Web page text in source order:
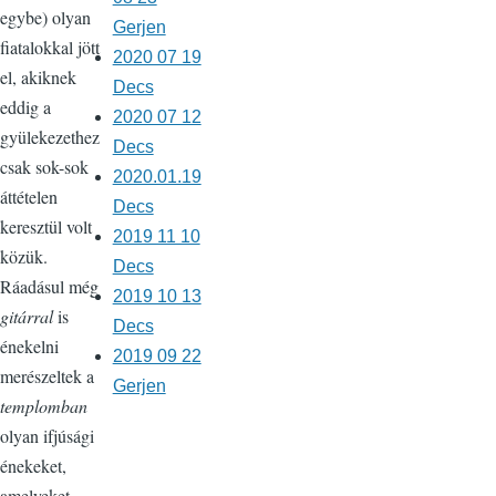
egybe) olyan
fiatalokkal jött
el, akiknek
eddig a
gyülekezethez
csak sok-sok
áttételen
keresztül volt
közük.
Ráadásul még
gitárralis
énekelni
merészeltek a
templomban
olyan ifjúsági
énekeket,
Gerjen
2020 07 19
Decs
2020 07 12
Decs
2020.01.19
Decs
2019 11 10
Decs
2019 10 13
Decs
2019 09 22
Gerjen